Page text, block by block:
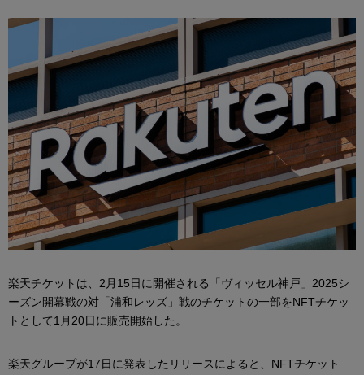
楽天チケットは、2月15日に開催される「ヴィッセル神戸」2025シ
ーズン開幕戦の対「浦和レッズ」戦のチケットの一部をNFTチケッ
トとして1月20日に販売開始した。
楽天グループが17日に発表したリリースによると、NFTチケット